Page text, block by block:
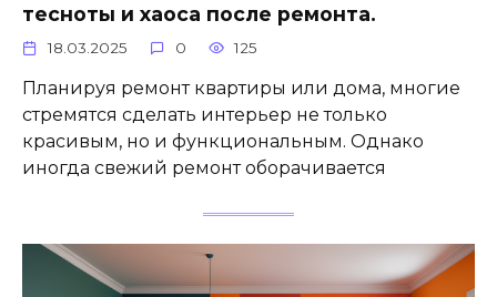
тесноты и хаоса после ремонта.
18.03.2025 0 125
Планируя ремонт квартиры или дома, многие
стремятся сделать интерьер не только
красивым, но и функциональным. Однако
иногда свежий ремонт оборачивается